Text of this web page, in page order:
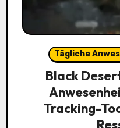
Tägliche
Black
Tracking-